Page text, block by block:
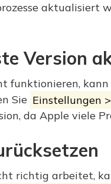
aktualisiert
Version
funktionieren,
Sie Einstellungen
da Apple viele
richtig arbeitet,